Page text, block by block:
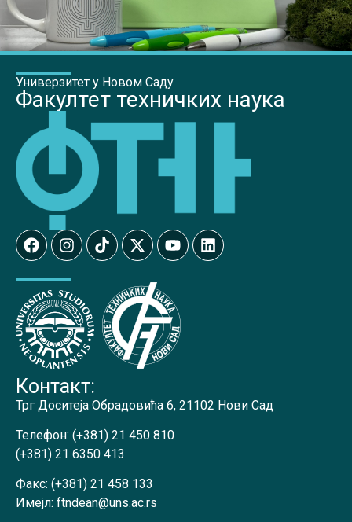
Универзитет у Новом Саду
Факултет техничких наука
Контакт:
Трг Доситеја Обрадовића 6, 21102 Нови Сад
Телефон: (+381) 21 450 810
(+381) 21 6350 413
Факс: (+381) 21 458 133
Имејл: ftndean@uns.ac.rs